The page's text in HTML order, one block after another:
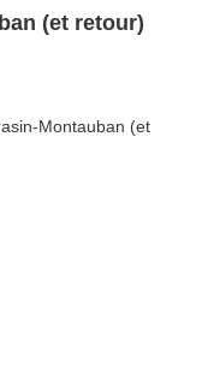
(et retour)